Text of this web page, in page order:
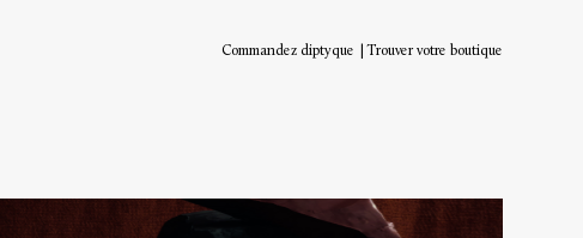
Commandez diptyque Trouver votre boutique